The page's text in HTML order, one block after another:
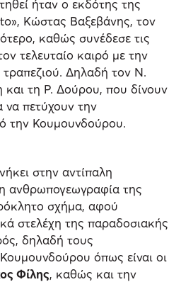
ήταν ο εκδότης της
Κώστας Βαξεβάνης, τον
καθώς συνέδεσε τις
τελευταίο καιρό με την
Δηλαδή τον Ν.
και τη Ρ. Δούρου, που δίνουν
να πετύχουν την
την Κουμουνδούρου.
στην αντίπαλη
ανθρωπογεωγραφία της
σχήμα, αφού
στελέχη της παραδοσιακής
δηλαδή τους
όπως είναι οι
Φίλης, καθώς και την